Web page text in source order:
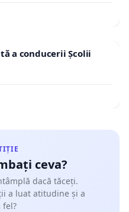
a conducerii Școlii
ceva?
dacă tăceți.
a luat atitudine și a
fel?